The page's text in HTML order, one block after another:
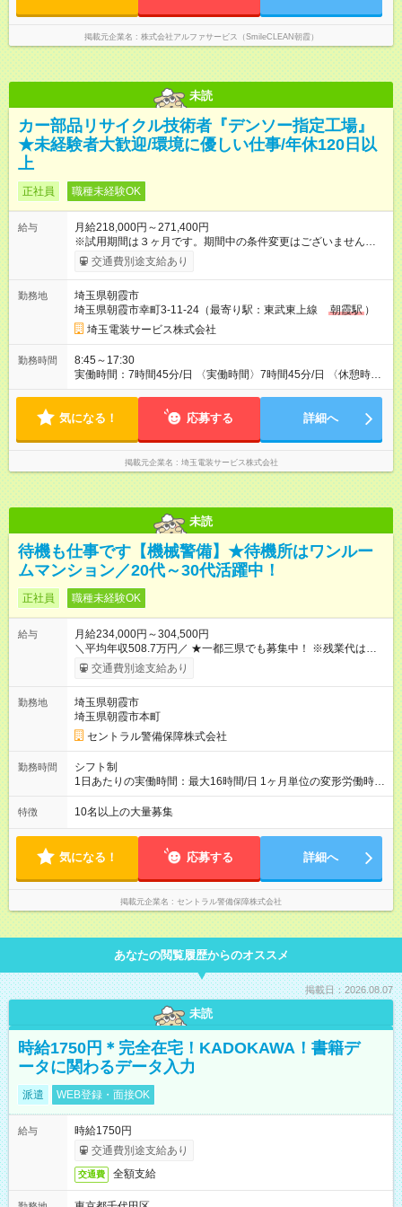
掲載元企業名 株式会社アルファサービス（SmileCLEAN朝霞）
未読
カー部品リサイクル技術者『デンソー指定工場』
★未経験者大歓迎/環境に優しい仕事/年休120日以
上
正社員 職種未経験OK
給与
月給218,000円～271,400円
※試用期間は３ヶ月です。期間中の条件変更はございません。 ※
昇給 年１回（４月） ◎賞与年2回（７月・１２月） └前年度実
績約1.1か月×2 ◎好業績の場合は追加賞与あり（３月） └前年度
ヶ月 雇用形態、給与は本採用時と同じです。
交通費別途支給あり
勤務地
埼玉県朝霞市
埼玉県朝霞市幸町3-11-24（最寄り駅：東武東上線
朝霞駅 ）
埼玉電装サービス株式会社
勤務時間
8:45～17:30
実働時間：7時間45分/日 〈実働時間〉7時間45分/日 〈休憩時
間〉12時から45分/15時から15分 計1時間
気になる！ 応募する 詳細へ
掲載元企業名 埼玉電装サービス株式会社
未読
待機も仕事です【機械警備】★待機所はワンルー
ムマンション／20代～30代活躍中！
正社員 職種未経験OK
給与
月給234,000円～304,500円
＼平均年収508.7万円／ ★一都三県でも募集中！ ※残業代は
100％支給します。 ※勤務状況や年齢・経験・能力を考慮して決
定します。 ※上記とは別に年2回の賞与と各種手当を追加支給し
はありません。 【試用期間】試用期間あり 試用期間の長さ：3
ヶ月 雇用形態、給与は本採用時と同じです。
交通費別途支給あり
勤務地
埼玉県朝霞市
埼玉県朝霞市本町
セントラル警備保障株式会社
勤務時間
シフト制
1日あたりの実働時間：最大16時間/日 1ヶ月単位の変形労働時間
制（月平均実働172時間） ＜2交代制勤務＞ ◎日勤／09：00～
20：00（休憩2時間） ◎夜勤／20：00～翌09：00（休憩1時
特徴 10名以上の大量募集
気になる！ 応募する 詳細へ
掲載元企業名 セントラル警備保障株式会社
あなたの閲覧履歴からのオススメ
掲載日：2026.08.07
未読
時給1750円＊完全在宅！KADOKAWA！書籍デ
ータに関わるデータ入力
派遣 WEB登録・面接OK
給与
時給1750円
交通費別途支給あり
交通費 全額支給